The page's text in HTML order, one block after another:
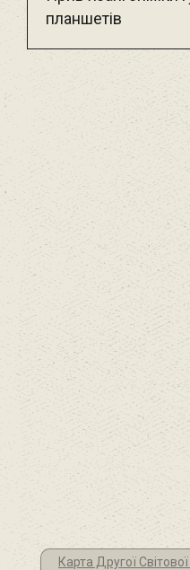
планшетів
Карта Другої